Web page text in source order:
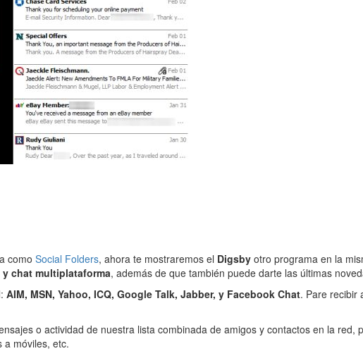
como Social Folders, ahora te mostraremos el Digsby otro programa en la
chat multiplataforma, además de que también puede darte las últimas
AIM, MSN, Yahoo, ICQ, Google Talk, Jabber, y Facebook Chat. Pare recibir
o actividad de nuestra lista combinada de amigos y contactos en la
a móviles, etc.